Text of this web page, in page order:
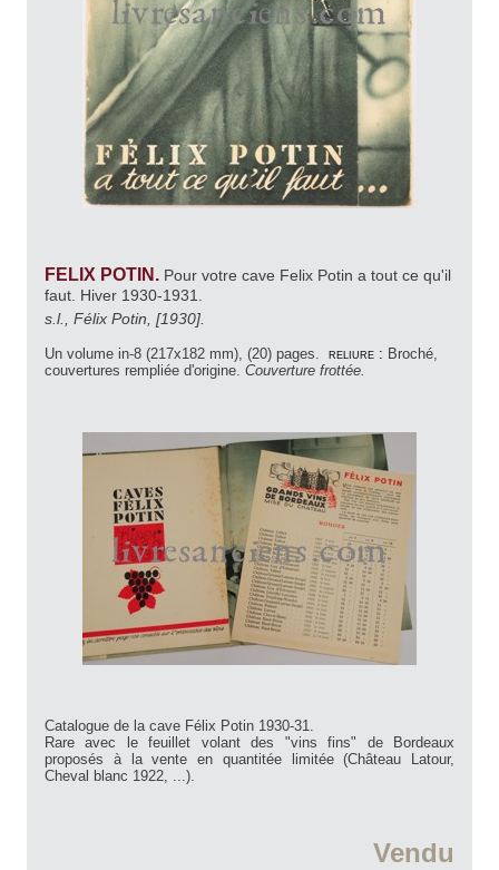
FELIX POTIN. Pour votre cave Felix Potin a tout ce qu'il
faut. Hiver 1930-1931.
s.l., Félix Potin, [1930].
Un volume in-8 (217x182 mm), (20) pages. reliure : Broché,
couvertures rempliée d'origine. Couverture frottée.
Catalogue de la cave Félix Potin 1930-31.
Rare avec le feuillet volant des "vins fins" de Bordeaux
proposés à la vente en quantitée limitée (Château Latour,
Cheval blanc 1922, ...).
Vendu